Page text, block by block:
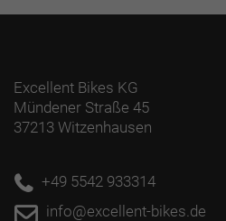
Excellent Bikes KG
Mündener Straße 45
37213 Witzenhausen
+49 5542 933314
info@excellent-bikes.de